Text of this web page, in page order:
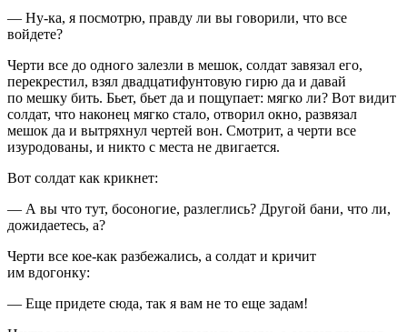
— Ну-ка, я посмотрю, правду ли вы говорили, что все
войдете?
Черти все до одного залезли в мешок, солдат завязал его,
перекрестил, взял двадцатифунтовую гирю да и давай
по мешку бить. Бьет, бьет да и пощупает: мягко ли? Вот видит
солдат, что наконец мягко стало, отворил окно, развязал
мешок да и вытряхнул чертей вон. Смотрит, а черти все
изуродованы, и никто с места не двигается.
Вот солдат как крикнет:
— А вы что тут, босоногие, разлеглись? Другой бани, что ли,
дожидаетесь, а?
Черти все кое-как разбежались, а солдат и кричит
им вдогонку:
— Еще придете сюда, так я вам не то еще задам!